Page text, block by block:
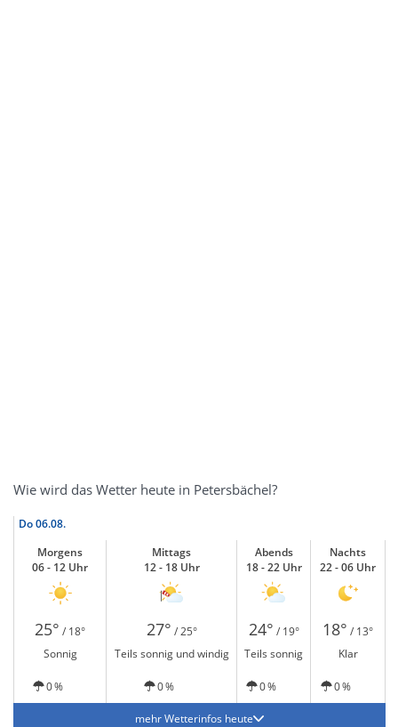
Wie wird das Wetter heute in Petersbächel?
Do06.08.
Morgens
06 - 12 Uhr
Mittags
12 - 18 Uhr
Abends
18 - 22 Uhr
Nachts
22 - 06 Uhr
25° / 18° 27° / 25° 24° / 19° 18° / 13°
Sonnig
Teils sonnig und windig Teils sonnig Klar
0 % 0 % 0 % 0 %
mehr Wetterinfos heute